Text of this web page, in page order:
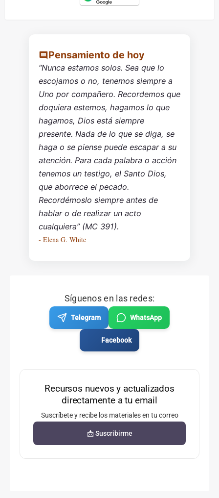
Pensamiento de hoy
“Nunca estamos solos. Sea que lo
escojamos o no, tenemos siempre a
Uno por compañero. Recordemos que
doquiera estemos, hagamos lo que
hagamos, Dios está siempre
presente. Nada de lo que se diga, se
haga o se piense puede escapar a su
atención. Para cada palabra o acción
tenemos un testigo, el Santo Dios,
que aborrece el pecado.
Recordémoslo siempre antes de
hablar o de realizar un acto
cualquiera” (MC 391).
- Elena G. White
Síguenos en las redes:
Telegram WhatsApp
Facebook
Recursos nuevos y actualizados
directamente a tu email
Suscríbete y recibe los materiales en tu correo
📩 Suscribirme